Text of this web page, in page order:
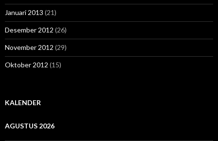
Januari 2013 (21)
Desember 2012 (26)
November 2012 (29)
Oktober 2012 (15)
KALENDER
AGUSTUS 2026